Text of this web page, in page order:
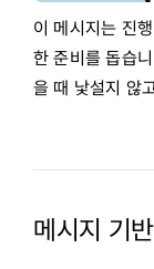
이 메시지는 진
한 준비를 돕습
을 때 낯설지 않
메시지 기